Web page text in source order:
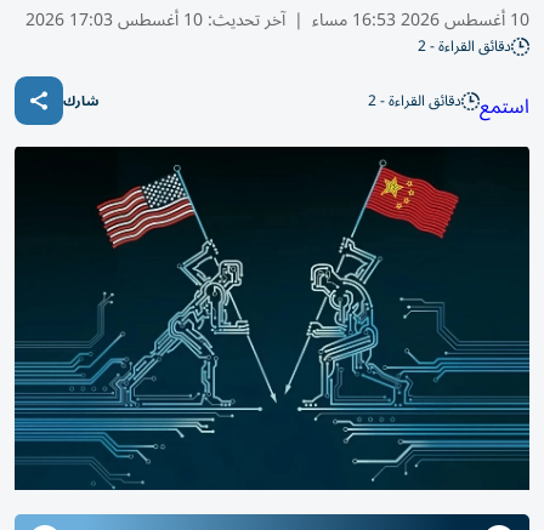
10 أغسطس 2026 16:53 مساء | آخر تحديث:10 أغسطس 17:03 2026
دقائق القراءة - 2
استمع دقائق القراءة - 2 شارك